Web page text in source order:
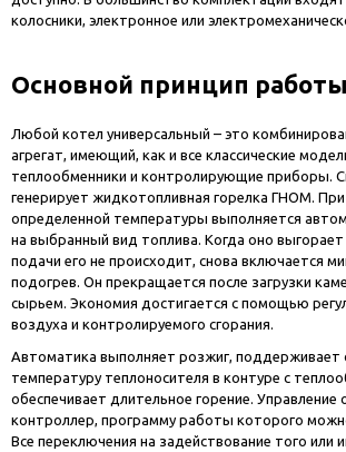
колосники, электронное или
Основной принцип работы
Любой котел универсальный – это
агрегат, имеющий, как и все классические
теплообменники и контролирующие приборы.
генерирует жидкотопливная горелка ГНОМ.
определенной температуры выполняется
на выбранный вид топлива. Когда оно
подачи его не происходит, снова включается
подогрев. Он прекращается после загрузки
сырьем. Экономия достигается с помощью
воздуха и контролируемого сгорания.
Автоматика выполняет розжиг, поддерживает
температуру теплоносителя в контуре с
обеспечивает длительное горение. Управление
контроллер, программу работы которого
Все переключения на задействование того или